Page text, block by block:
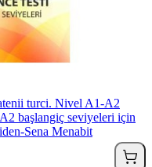
turci. Nivel A1-A2
başlangiç seviyeleri için
Sena Menabit